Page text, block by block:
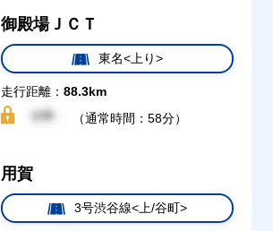
御殿場ＪＣＴ
東名<上り>
走行距離： 88.3km
（通常時間：58分）
用賀
3号渋谷線<上/谷町>